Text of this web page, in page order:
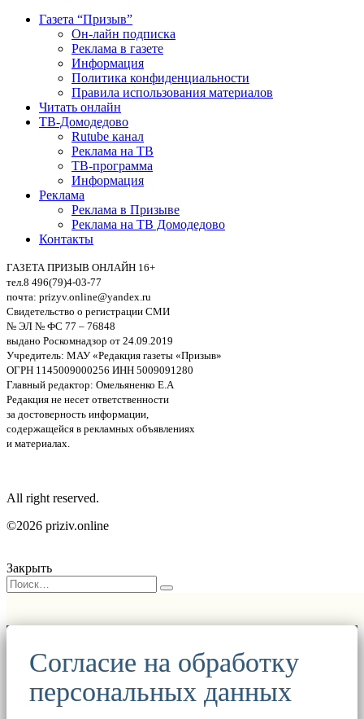
Газета “Призыв”
Он-лайн подписка
Реклама в газете
Информация
Политика конфиденциальности
Правила использования материалов
Читать онлайн
ТВ-Домодедово
Rutube канал
Реклама на ТВ
ТВ-программа
Информация
Реклама
Реклама в Призыве
Реклама на ТВ Домодедово
Контакты
ГАЗЕТА ПРИЗЫВ ОНЛАЙН 16+
тел.8 496(79)4-03-77
почта: prizyv.online@yandex.ru
Свидетельство о регистрации СМИ
№ ЭЛ № ФС 77 – 76848
выдано Роскомнадзор от 24.09.2019
Учредитель: МАУ «Редакция газеты «Призыв»
ОГРН 1145009000256 ИНН 5009091280
Главный редактор: Омельяненко Е.А
Редакция не несет ответственности
за достоверность информации,
содержащейся в рекламных объявлениях
и материалах.
All right reserved.
©2026 priziv.online
Закрыть
Согласие на обработку
персональных данных